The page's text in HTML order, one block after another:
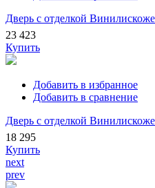
Дверь с отделкой
23 423
Купить
Добавить в избранное
Добавить в сравнение
Дверь с отделкой
18 295
Купить
next
prev